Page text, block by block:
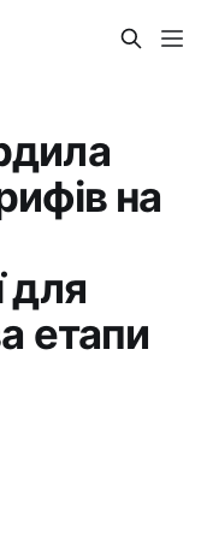
на
для
етапи